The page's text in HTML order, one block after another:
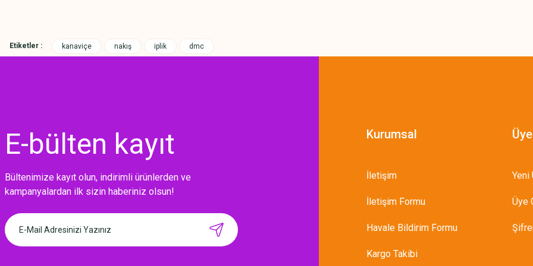
MIKNATISLI İĞNE TUTUCU-BAHAR
160,00 TL
Etiketler : kanaviçe nakış iplik dmc
E-bülten kayıt
Bültenimize kayıt olun, indirimli ürünlerden ve
kampanyalardan ilk sizin haberiniz olsun!
Kurumsal
İletişim
İletişim Formu
Havale Bildirim Formu
Kargo Takibi
Yeni
Üye